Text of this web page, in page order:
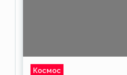
Космос